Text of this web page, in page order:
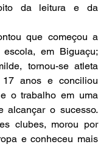
da leitura e da
que começou a
em Biguaçu;
tornou-se atleta
17 anos e conciliou
o trabalho em uma
alcançar o sucesso.
clubes, morou por
e conheceu mais